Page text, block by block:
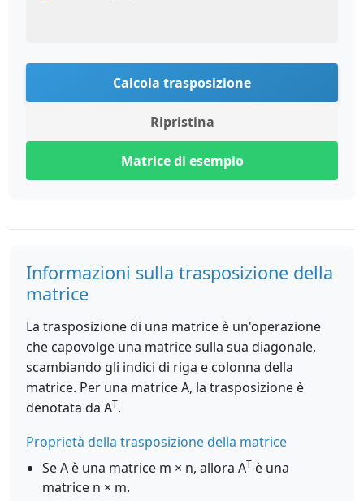
Calcola trasposizione
Ripristina
Matrice di esempio
Informazioni sulla trasposizione della
matrice
La trasposizione di una matrice è un'operazione
che capovolge una matrice sulla sua diagonale,
scambiando gli indici di riga e colonna della
matrice. Per una matrice A, la trasposizione è
denotata da AT.
Proprietà della trasposizione della matrice
Se A è una matrice m × n, allora AT è una
matrice n × m.